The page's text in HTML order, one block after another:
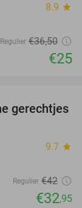
8.9 star
Regulier €36,50
€25
22%
gerechtjes
9.7 star
Regulier €42
€32,95